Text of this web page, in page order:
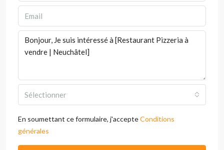
Sélectionner
En soumettant ce formulaire, j'accepteConditions
générales